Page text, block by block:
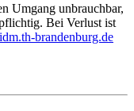
Umgang unbrauchbar,
Bei Verlust ist
brandenburg.de